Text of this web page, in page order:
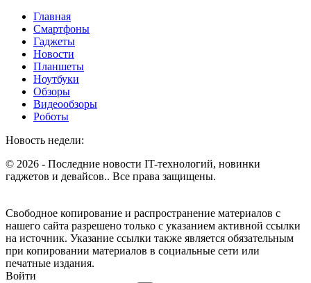
Главная
Смартфоны
Гаджеты
Новости
Планшеты
Ноутбуки
Обзоры
Видеообзоры
Роботы
Новость недели:
© 2026 - Последние новости IT-технологий, новинки
гаджетов и девайсов.. Все права защищены.
Свободное копирование и распространение материалов с
нашего сайта разрешено только с указанием активной ссылки
на источник. Указание ссылки также является обязательным
при копировании материалов в социальные сети или
печатные издания.
Войти